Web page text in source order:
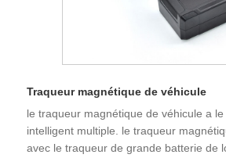
Traqueur magnétique de véhicule
le traqueur magnétique de véhicule a
intelligent multiple. le traqueur
avec le traqueur de grande batterie de